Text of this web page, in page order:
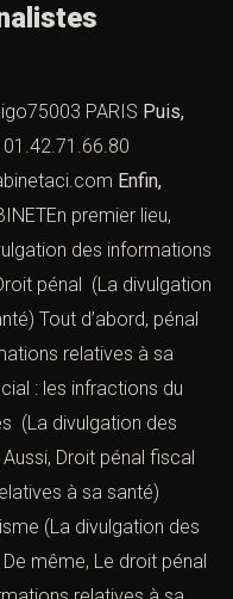
PARIS Puis,
01.42.71.66.80
Enfin,
premier lieu,
des informations
pénal
(La divulgation
Tout d’abord, pénal
relatives à sa
: les infractions du
(La divulgation des
Droit pénal fiscal
à sa santé)
(La divulgation des
même, Le droit pénal